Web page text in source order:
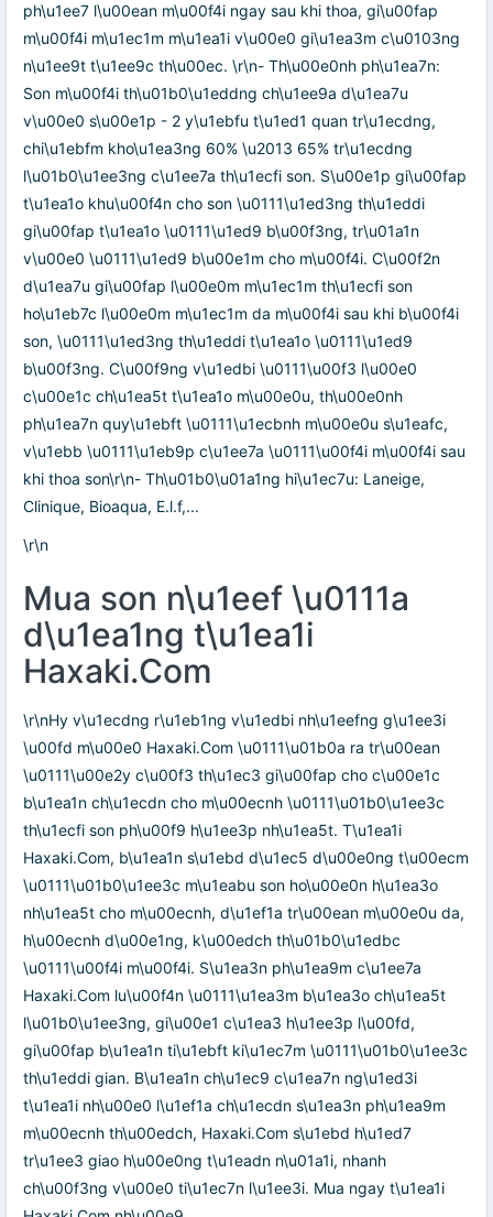
ph\u1ee7 l\u00ean m\u00f4i ngay sau khi thoa, gi\u00fap
m\u00f4i m\u1ec1m m\u1ea1i v\u00e0 gi\u1ea3m c\u0103ng
n\u1ee9t t\u1ee9c th\u00ec. \r\n- Th\u00e0nh ph\u1ea7n:
Son m\u00f4i th\u01b0\u1eddng ch\u1ee9a d\u1ea7u
v\u00e0 s\u00e1p - 2 y\u1ebfu t\u1ed1 quan tr\u1ecdng,
chi\u1ebfm kho\u1ea3ng 60% \u2013 65% tr\u1ecdng
l\u01b0\u1ee3ng c\u1ee7a th\u1ecfi son. S\u00e1p gi\u00fap
t\u1ea1o khu\u00f4n cho son \u0111\u1ed3ng th\u1eddi
gi\u00fap t\u1ea1o \u0111\u1ed9 b\u00f3ng, tr\u01a1n
v\u00e0 \u0111\u1ed9 b\u00e1m cho m\u00f4i. C\u00f2n
d\u1ea7u gi\u00fap l\u00e0m m\u1ec1m th\u1ecfi son
ho\u1eb7c l\u00e0m m\u1ec1m da m\u00f4i sau khi b\u00f4i
son, \u0111\u1ed3ng th\u1eddi t\u1ea1o \u0111\u1ed9
b\u00f3ng. C\u00f9ng v\u1edbi \u0111\u00f3 l\u00e0
c\u00e1c ch\u1ea5t t\u1ea1o m\u00e0u, th\u00e0nh
ph\u1ea7n quy\u1ebft \u0111\u1ecbnh m\u00e0u s\u1eafc,
v\u1ebb \u0111\u1eb9p c\u1ee7a \u0111\u00f4i m\u00f4i sau
khi thoa son\r\n- Th\u01b0\u01a1ng hi\u1ec7u: Laneige,
Clinique, Bioaqua, E.l.f,...
\r\n
Mua son n\u1eef \u0111a
d\u1ea1ng t\u1ea1i
Haxaki.Com
\r\nHy v\u1ecdng r\u1eb1ng v\u1edbi nh\u1eefng g\u1ee3i
\u00fd m\u00e0 Haxaki.Com \u0111\u01b0a ra tr\u00ean
\u0111\u00e2y c\u00f3 th\u1ec3 gi\u00fap cho c\u00e1c
b\u1ea1n ch\u1ecdn cho m\u00ecnh \u0111\u01b0\u1ee3c
th\u1ecfi son ph\u00f9 h\u1ee3p nh\u1ea5t. T\u1ea1i
Haxaki.Com, b\u1ea1n s\u1ebd d\u1ec5 d\u00e0ng t\u00ecm
\u0111\u01b0\u1ee3c m\u1eabu son ho\u00e0n h\u1ea3o
nh\u1ea5t cho m\u00ecnh, d\u1ef1a tr\u00ean m\u00e0u da,
h\u00ecnh d\u00e1ng, k\u00edch th\u01b0\u1edbc
\u0111\u00f4i m\u00f4i. S\u1ea3n ph\u1ea9m c\u1ee7a
Haxaki.Com lu\u00f4n \u0111\u1ea3m b\u1ea3o ch\u1ea5t
l\u01b0\u1ee3ng, gi\u00e1 c\u1ea3 h\u1ee3p l\u00fd,
gi\u00fap b\u1ea1n ti\u1ebft ki\u1ec7m \u0111\u01b0\u1ee3c
th\u1eddi gian. B\u1ea1n ch\u1ec9 c\u1ea7n ng\u1ed3i
t\u1ea1i nh\u00e0 l\u1ef1a ch\u1ecdn s\u1ea3n ph\u1ea9m
m\u00ecnh th\u00edch, Haxaki.Com s\u1ebd h\u1ed7
tr\u1ee3 giao h\u00e0ng t\u1eadn n\u01a1i, nhanh
ch\u00f3ng v\u00e0 ti\u1ec7n l\u1ee3i. Mua ngay t\u1ea1i